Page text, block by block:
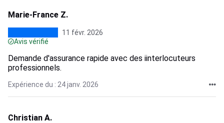
Marie-France Z.
11 févr. 2026
Avis vérifié
Demande d'assurance rapide avec des iinterlocuteurs
professionnels.
Expérience du : 24 janv. 2026
Christian A.